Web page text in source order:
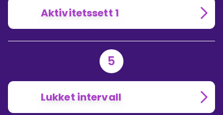
Aktivitetssett 1
5
Lukket intervall